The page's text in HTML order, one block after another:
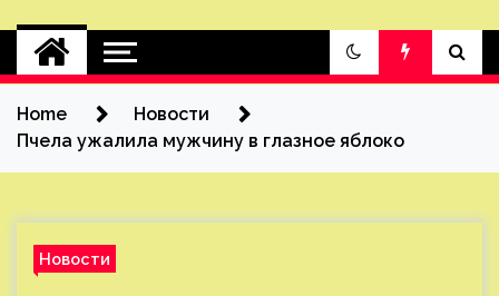
Home
Новости
Пчела ужалила мужчину в глазное яблоко
Новости